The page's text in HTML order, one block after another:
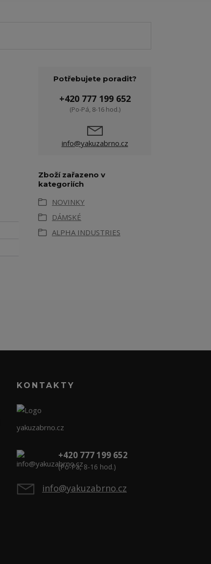
Potřebujete poradit?
+420 777 199 652
(Po-Pá, 8-16 hod.)
info@yakuzabrno.cz
Zboží zařazeno v
kategoriích
NOVINKY
DÁMSKÉ
ALPHA INDUSTRIES
KONTAKTY
yakuzabrno.cz
+420 777 199 652
(Po-Pá, 8-16 hod.)
info@yakuzabrno.cz